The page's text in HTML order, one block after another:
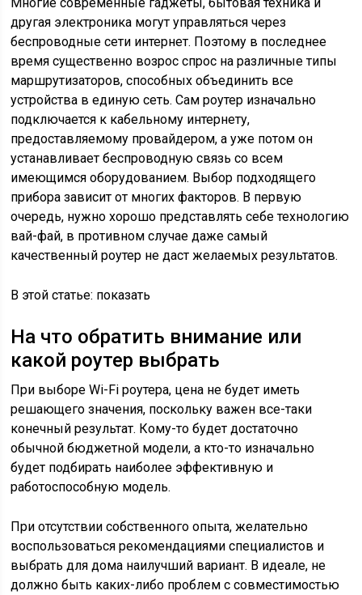
другая электроника могут управляться через
беспроводные сети интернет. Поэтому в последнее
время существенно возрос спрос на различные типы
маршрутизаторов, способных объединить все
устройства в единую сеть. Сам роутер изначально
подключается к кабельному интернету,
предоставляемому провайдером, а уже потом он
устанавливает беспроводную связь со всем
имеющимся оборудованием. Выбор подходящего
прибора зависит от многих факторов. В первую
очередь, нужно хорошо представлять себе технологию
вай-фай, в противном случае даже самый
качественный роутер не даст желаемых результатов.
В этой статье: показать
На что обратить внимание или
какой роутер выбрать
При выборе Wi-Fi роутера, цена не будет иметь
решающего значения, поскольку важен все-таки
конечный результат. Кому-то будет достаточно
обычной бюджетной модели, а кто-то изначально
будет подбирать наиболее эффективную и
работоспособную модель.
При отсутствии собственного опыта, желательно
воспользоваться рекомендациями специалистов и
выбрать для дома наилучший вариант. В идеале, не
должно быть каких-либо проблем с совместимостью